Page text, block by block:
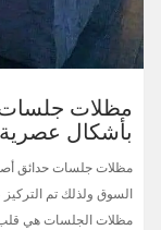
مظلات
بأشكال عصرية
مظلات جلسات حدائق
السوق ولذلك تم
مظلات الجلسات هي قلب